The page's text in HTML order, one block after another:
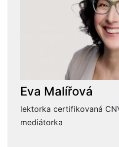
Eva Malířová
lektorka certifikovaná
mediátorka